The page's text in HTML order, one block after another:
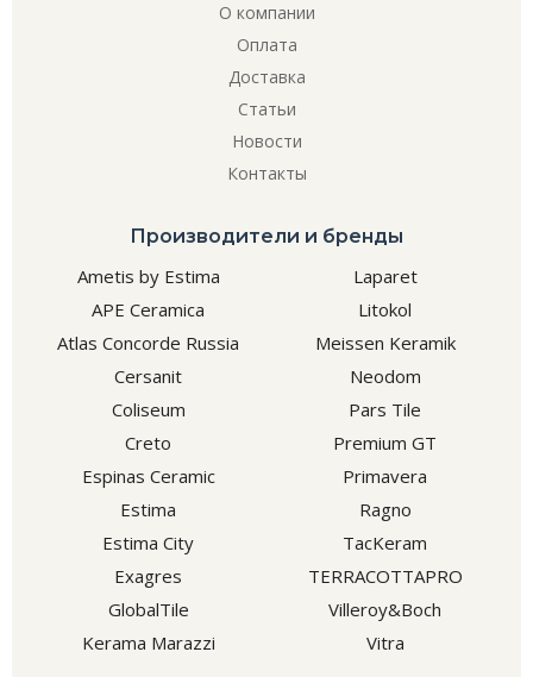
О компании
Оплата
Доставка
Статьи
Новости
Контакты
Производители и бренды
Ametis by Estima
APE Ceramica
Atlas Concorde Russia
Cersanit
Coliseum
Creto
Espinas Ceramic
Estima
Estima City
Exagres
GlobalTile
Kerama Marazzi
Laparet
Litokol
Meissen Keramik
Neodom
Pars Tile
Premium GT
Primavera
Ragno
TacKeram
TERRACOTTAPRO
Villeroy&Boch
Vitra